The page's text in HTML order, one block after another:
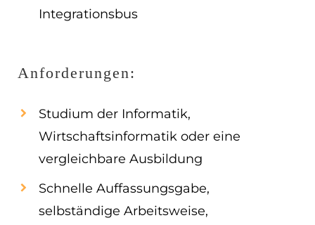
Integrationsbus
Anforderungen:
Studium der Informatik,
Wirtschaftsinformatik oder eine
vergleichbare Ausbildung
Schnelle Auffassungsgabe,
selbständige Arbeitsweise,